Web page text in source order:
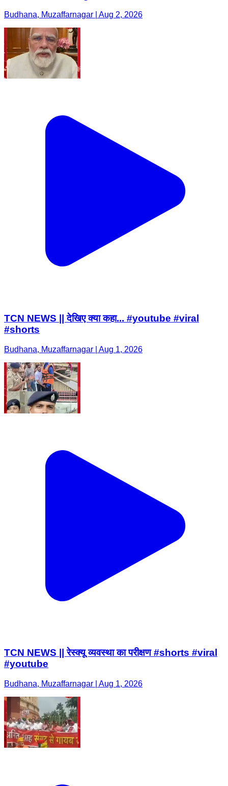
Budhana, Muzaffarnagar | Aug 2, 2026
TCN NEWS || देखिए क्या कहा... #youtube #viral
#shorts
Budhana, Muzaffarnagar | Aug 1, 2026
TCN NEWS || रेस्क्यू व्यवस्था का परीक्षण #shorts #viral
#youtube
Budhana, Muzaffarnagar | Aug 1, 2026